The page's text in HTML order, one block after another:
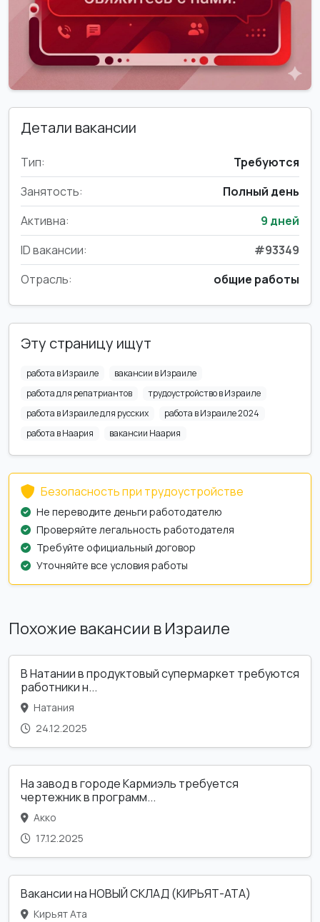
Детали вакансии
Тип:
Требуются
Занятость:
Полный день
Активна:
9 дней
ID вакансии:
#93349
Отрасль:
общие работы
Эту страницу ищут
работа в Израиле
вакансии в Израиле
работа для репатриантов
трудоустройство в Израиле
работа в Израиле для русских
работа в Израиле 2024
работа в Наария
вакансии Наария
Безопасность при трудоустройстве
Не переводите деньги работодателю
Проверяйте легальность работодателя
Требуйте официальный договор
Уточняйте все условия работы
Похожие вакансии в Израиле
В Натании в продуктовый супермаркет требуются
работники н...
Натания
24.12.2025
На завод в городе Кармиэль требуется
чертежник в программ...
Акко
17.12.2025
Вакансии на НОВЫЙ СКЛАД (КИРЬЯТ-АТА)
Кирьят Ата